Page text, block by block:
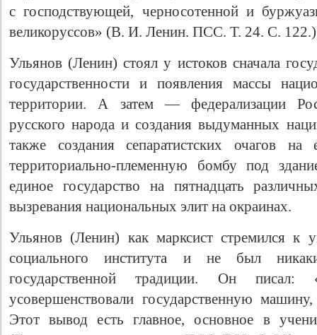
с господствующей, черносотенной и
великоруссов» (В. И. Ленин. ПСС. Т. 24. С.
Ульянов (Ленин) стоял у истоков сначала
государственности и появления массы
территории. А затем — федерализации
русского народа и создания выдуманных
также создания сепаратистских очагов
территориально-племенную бомбу под
единое государство на пятнадцать
вызревания национальных элит на окраинах.
Ульянов (Ленин) как марксист стремился к
социального института и не был
государственной традиции. Он
усовершенствовали государственную
Этот вывод есть главное, основное в